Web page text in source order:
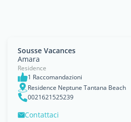
Sousse Vacances
Amara
Residence
1 Raccomandazioni
Residence Neptune Tantana Beach
0021621525239
Contattaci